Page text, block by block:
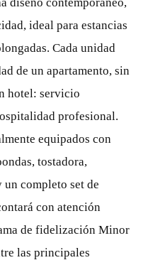
ideal para estancias
Cada unidad
de un apartamento, sin
hotel: servicio
profesional.
equipados con
tostadora,
un completo set de
con atención
de fidelización Minor
las principales